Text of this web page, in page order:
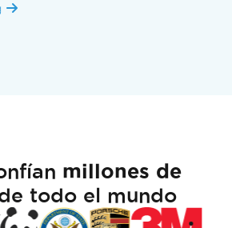
millones de
todo el mundo